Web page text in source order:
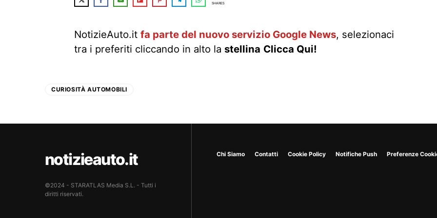
SHARES
NotizieAuto.it fa parte del nuovo servizio Google News, selezionaci
tra i preferiti cliccando in alto la stellina Clicca Qui!
CURIOSITÀ AUTOMOBILI
notizieauto.it
©2024 - STARATLAS Media S.L. - Tutti i
diritti riservati.
Chi Siamo Contatti Cookie Policy Notifiche Push Preferenze